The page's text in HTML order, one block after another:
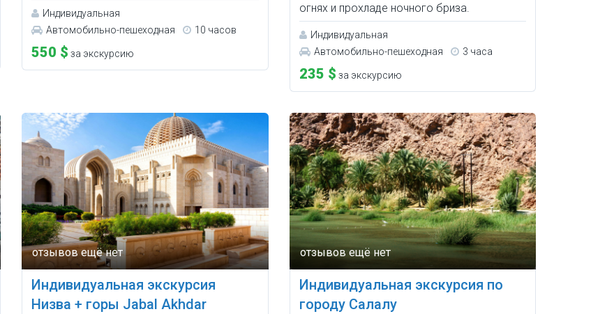
Индивидуальная
Автомобильно-пешеходная
10 часов
550 $ за экскурсию
огнях и прохладе ночного бриза.
Индивидуальная
Автомобильно-пешеходная
3 часа
235 $ за экскурсию
Индивидуальная экскурсия
Низва + горы Jabal Akhdar
Индивидуальная экскурсия по
городу Салалу